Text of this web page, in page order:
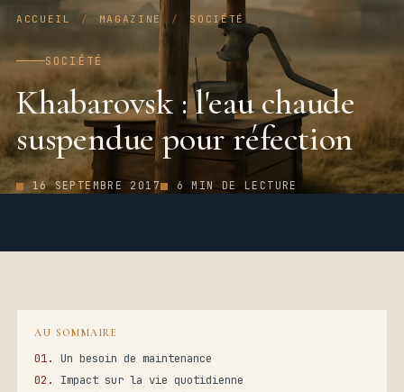
ACCUEIL / MAGAZINE / SOCIÉTÉ
SOCIÉTÉ
Khabarovsk : l'eau chaude
suspendue pour réfection
16 SEPTEMBRE 2017 6 MIN DE LECTURE
AU SOMMAIRE
Un besoin de maintenance
Impact sur la vie quotidienne